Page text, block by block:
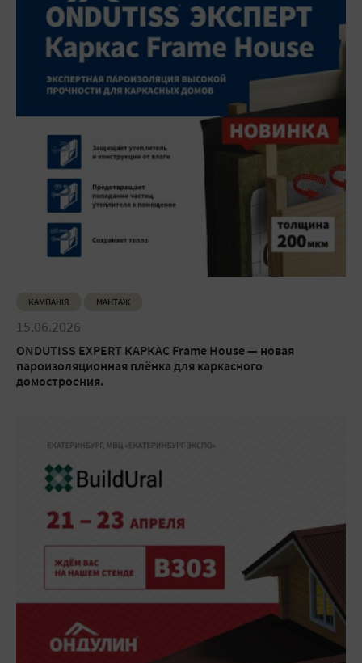
КАМПАНІЯ МАНТАЖ
15.06.2026
ONDUTISS EXPERT КАРКАС Frame House — новая
пароизоляционная плёнка для каркасного
домостроения.